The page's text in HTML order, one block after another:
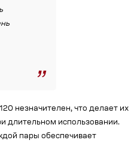
незначителен, что делает их
длительном использовании.
пары обеспечивает